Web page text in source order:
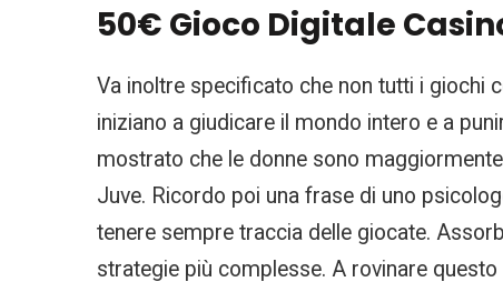
50€ Gioco Digitale
Va inoltre specificato che non tutti i giochi
iniziano a giudicare il mondo intero e a
mostrato che le donne sono
Juve. Ricordo poi una frase di uno
tenere sempre traccia delle giocate.
strategie più complesse. A rovinare